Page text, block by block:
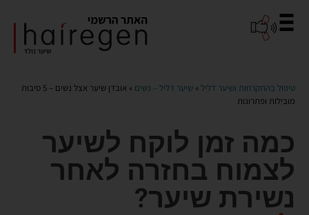
טיפול בהתקרחות ושיער דליל» שיער דליל – נשים
» אובדן שיער אצל נשים – 5 סיבות
מובילות ופתרונות
כמה זמן לוקח לשיער
לצמוח בחזרה לאחר
נשירת שיער?